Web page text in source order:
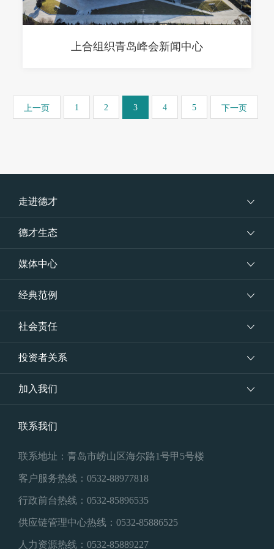
上合组织青岛峰会新闻中心
上一页 1 2 3 4 5 下一页
走进德才
德才生态
媒体中心
经典范例
社会责任
投资者关系
加入我们
联系我们
联系地址：青岛市崂山区海尔路1号甲5号楼
客户服务热线：0532-88977818
行政前台热线：0532-85896535
供应链管理中心热线：0532-85886525
人力资源热线：0532-85889227